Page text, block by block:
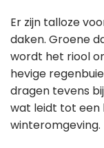
Er zijn talloze
daken. Groene
wordt het riool
hevige
dragen tevens
wat leidt tot een
winteromgeving.